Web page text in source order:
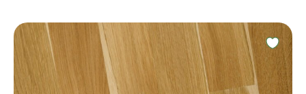
Фаска:
Соединение:
Обработка: